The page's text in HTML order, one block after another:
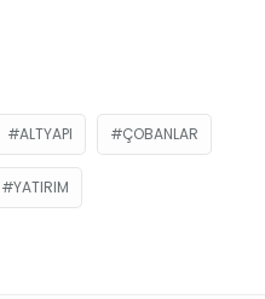
ALTYAPI ÇOBANLAR
YATIRIM